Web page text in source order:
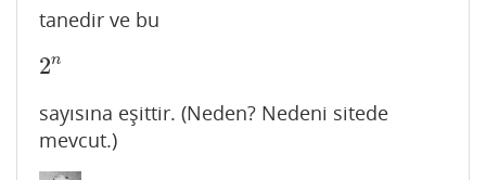
tanedir ve bu
2n
2n
sayısına eşittir. (Neden? Nedeni sitede
mevcut.)